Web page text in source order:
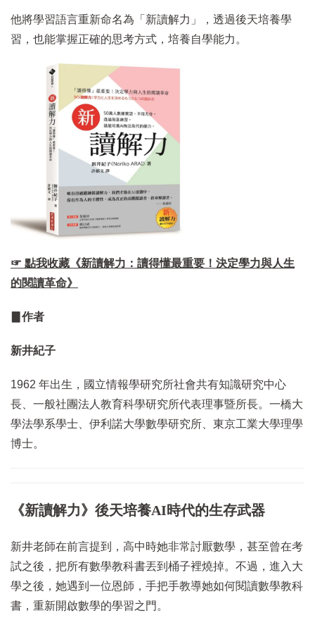
他將學習語言重新命名為「新讀解力」，透過後天培養學
習，也能掌握正確的思考方式，培養自學能力。
☞ 點我收藏《新讀解力：讀得懂最重要！決定學力與人生
的閱讀革命》
▊作者
新井紀子
1962 年出生，國立情報學研究所社會共有知識研究中心
長、一般社團法人教育科學研究所代表理事暨所長。一橋大
學法學系學士、伊利諾大學數學研究所、東京工業大學理學
博士。
《新讀解力》後天培養AI時代的生存武器
新井老師在前言提到，高中時她非常討厭數學，甚至曾在考
試之後，把所有數學教科書丟到桶子裡燒掉。不過，進入大
學之後，她遇到一位恩師，手把手教導她如何閱讀數學教科
書，重新開啟數學的學習之門。